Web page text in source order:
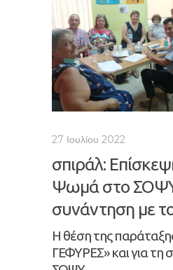
27 Ιουλίου 2022
σπιράλ:
Ψωμά στο
συνάντηση με
Η θέση της
ΓΕΦΥΡΕΣ» και για τη